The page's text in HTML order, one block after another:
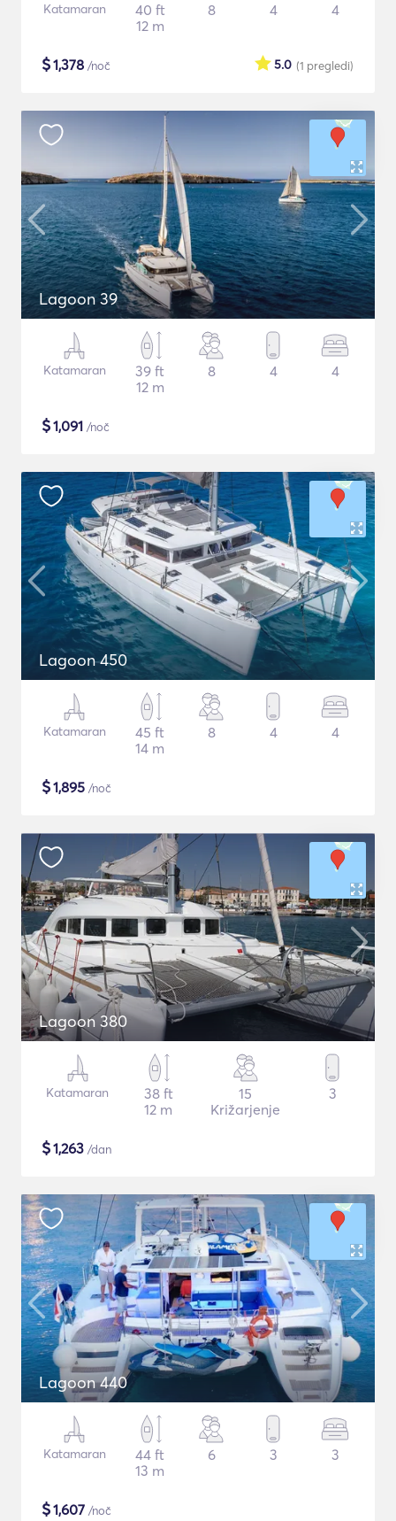
Katamaran
40 ft
12 m
8 4 4
$1,378 /noč (1 pregledi)
5.0
Lagoon 39
Katamaran
39 ft
12 m
8 4 4
$1,091 /noč
Lagoon 450
Katamaran
45 ft
14 m
8 4 4
$1,895 /noč
Lagoon 380
Katamaran
38 ft
12 m
15
Križarjenje
3
$1,263 /dan
Lagoon 440
Katamaran
44 ft
13 m
6 3 3
$1,607 /noč